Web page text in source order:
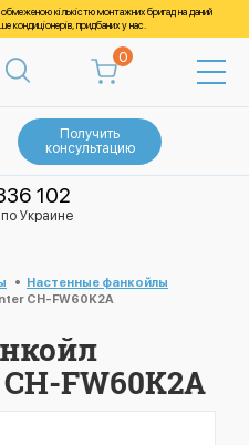
кількістю монтажних бригад на даний
придбаних у нас.
0
Получить
консультацию
102
Украине
Настенные фанкойлы
CH-FW60K2A
FW60K2A